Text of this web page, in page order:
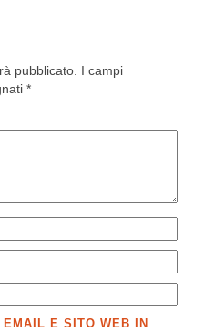
pubblicato. I campi
*
E SITO WEB IN